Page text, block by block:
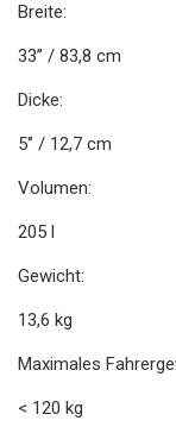
Breite:
33’’ / 83,8 cm
Dicke:
5‘’ / 12,7 cm
Volumen:
205 l
Gewicht:
13,6 kg
Maximales
< 120 kg